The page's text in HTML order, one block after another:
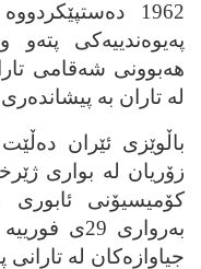
1962
په‌یوه‌ندییه‌کی پته‌و
هه‌بوونی شه‌قامی
له‌ تاران به‌
باڵوێزی ئێران
زۆریان له‌ بواری
کۆمیسیۆنی
به‌رواری
جیاوازه‌کان له‌